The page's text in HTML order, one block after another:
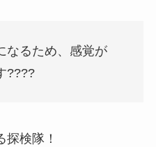
なるため、感覚が
????
検隊！